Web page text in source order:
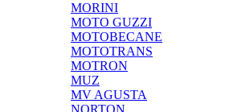
MORINI
MOTO GUZZI
MOTOBECANE
MOTOTRANS
MOTRON
MUZ
MV AGUSTA
NORTON